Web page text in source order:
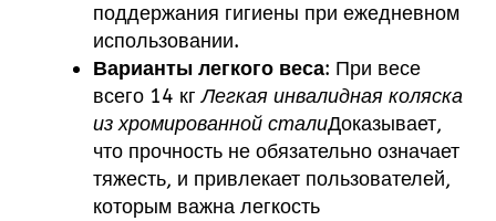
поддержания гигиены при ежедневном
использовании.
Варианты легкого веса: При весе
всего 14 кгЛегкая инвалидная коляска
из хромированной сталиДоказывает,
что прочность не обязательно означает
тяжесть, и привлекает пользователей,
которым важна легкость